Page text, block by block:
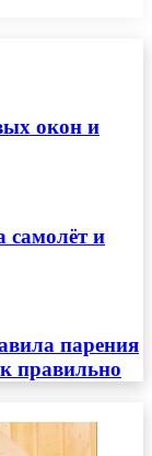
окон и
самолёт и
парения
правильно